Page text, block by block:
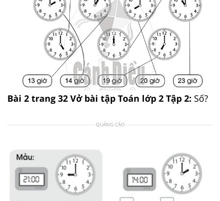
Bài 2 trang 32 Vở bài tập Toán lớp 2 Tập 2: Số?
QUẢNG CÁO